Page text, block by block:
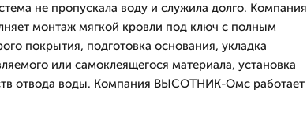
не пропускала воду и служила долго. Компания
монтаж мягкой кровли под ключ с полным
покрытия, подготовка основания, укладка
или самоклеящегося материала, установка
отвода воды. Компания ВЫСОТНИК-Омс работает